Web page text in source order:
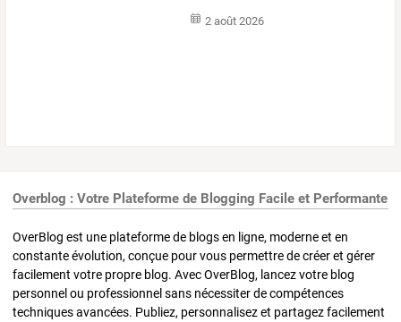
2 août 2026
Overblog : Votre Plateforme de Blogging Facile et Performante
OverBlog est une plateforme de blogs en ligne, moderne et en
constante évolution, conçue pour vous permettre de créer et gérer
facilement votre propre blog. Avec OverBlog, lancez votre blog
personnel ou professionnel sans nécessiter de compétences
techniques avancées. Publiez, personnalisez et partagez facilement